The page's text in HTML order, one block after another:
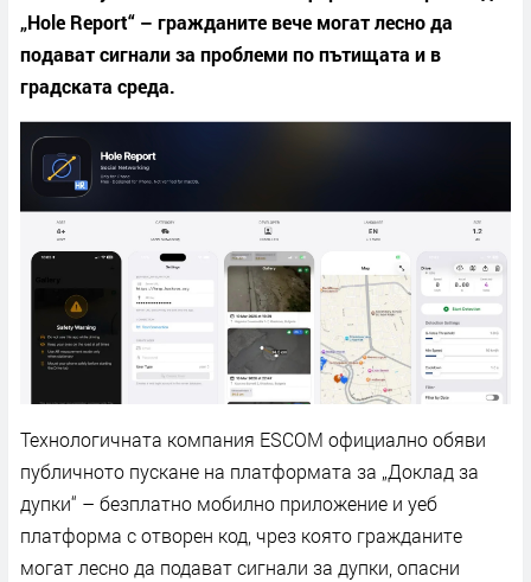
„Hole Report“ – гражданите вече могат лесно да
подават сигнали за проблеми по пътищата и в
градската среда.
Технологичната компания ESCOM официално обяви
публичното пускане на платформата за „Доклад за
дупки“ – безплатно мобилно приложение и уеб
платформа с отворен код, чрез която гражданите
могат лесно да подават сигнали за дупки, опасни